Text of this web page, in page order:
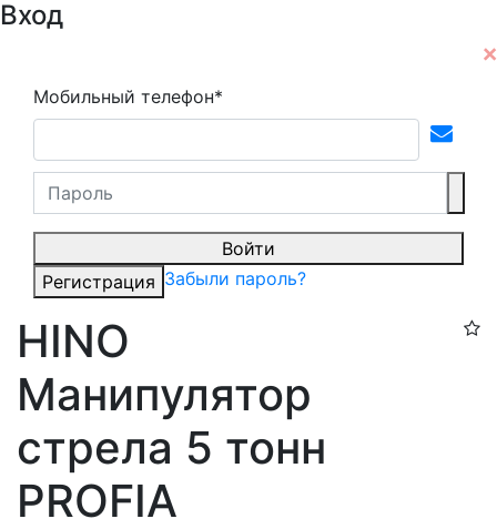
Вход
Мобильный телефон*
Войти
Регистрация Забыли пароль?
HINO
Манипулятор
стрела 5 тонн
PROFIA